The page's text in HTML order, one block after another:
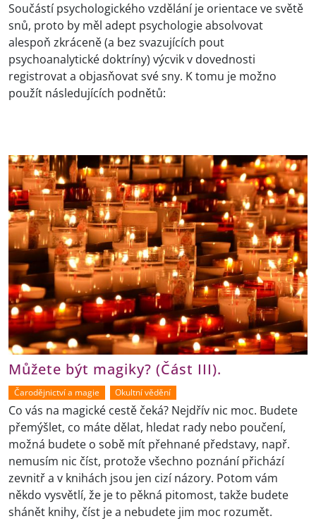
Součástí psychologického vzdělání je orientace ve světě
snů, proto by měl adept psychologie absolvovat
alespoň zkráceně (a bez svazujících pout
psychoanalytické doktríny) výcvik v dovednosti
registrovat a objasňovat své sny. K tomu je možno
použít následujících podnětů:
Můžete být magiky? (Část III).
Čarodějnictví a magie Okultní vědění
Co vás na magické cestě čeká? Nejdřív nic moc. Budete
přemýšlet, co máte dělat, hledat rady nebo poučení,
možná budete o sobě mít přehnané představy, např.
nemusím nic číst, protože všechno poznání přichází
zevnitř a v knihách jsou jen cizí názory. Potom vám
někdo vysvětlí, že je to pěkná pitomost, takže budete
shánět knihy, číst je a nebudete jim moc rozumět.